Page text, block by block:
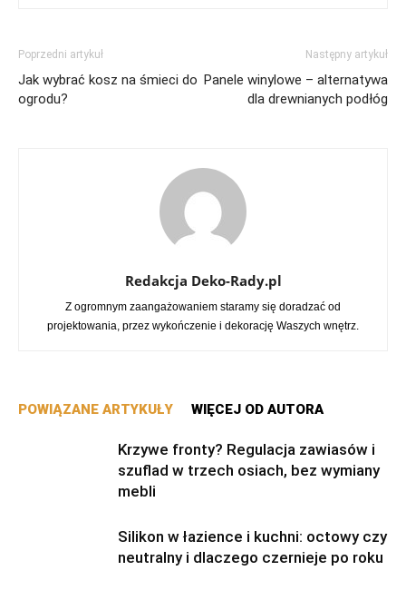
Poprzedni artykuł
Jak wybrać kosz na śmieci do
ogrodu?
Następny artykuł
Panele winylowe – alternatywa
dla drewnianych podłóg
Redakcja Deko-Rady.pl
Z ogromnym zaangażowaniem staramy się doradzać od
projektowania, przez wykończenie i dekorację Waszych wnętrz.
POWIĄZANE ARTYKUŁY WIĘCEJ OD AUTORA
Krzywe fronty? Regulacja zawiasów i
szuflad w trzech osiach, bez wymiany
mebli
Silikon w łazience i kuchni: octowy czy
neutralny i dlaczego czernieje po roku